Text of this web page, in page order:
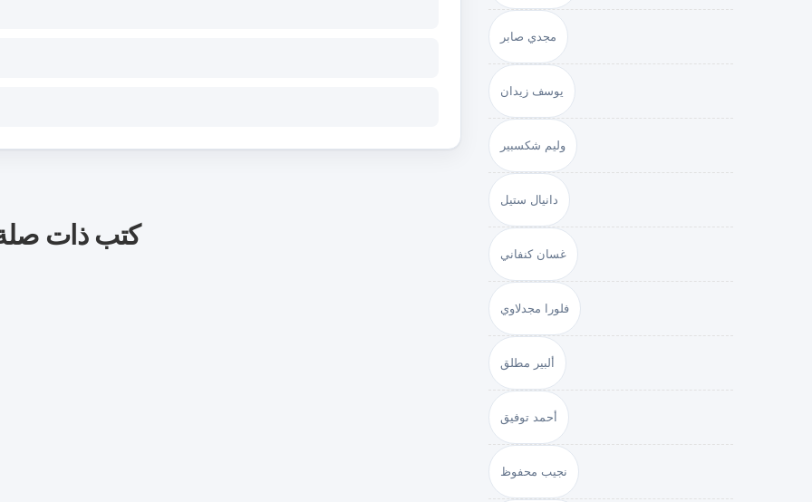
كتب ذات
مجدي صابر
يوسف زيدان
وليم شكسبير
دانيال ستيل
غسان كنفاني
فلورا مجدلاوي
ألبير مطلق
أحمد توفيق
نجيب محفوظ